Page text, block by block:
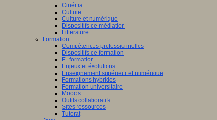
Cinéma
Culture
Culture et numérique
Dispositifs de médiation
Littérature
Formation
Compétences professionnelles
Dispositifs de formation
E- formation
Enjeux et évolutions
Enseignement supérieur et numérique
Formations hybrides
Formation universitaire
Mooc’s
Outils collaboratifs
Sites ressources
Tutorat